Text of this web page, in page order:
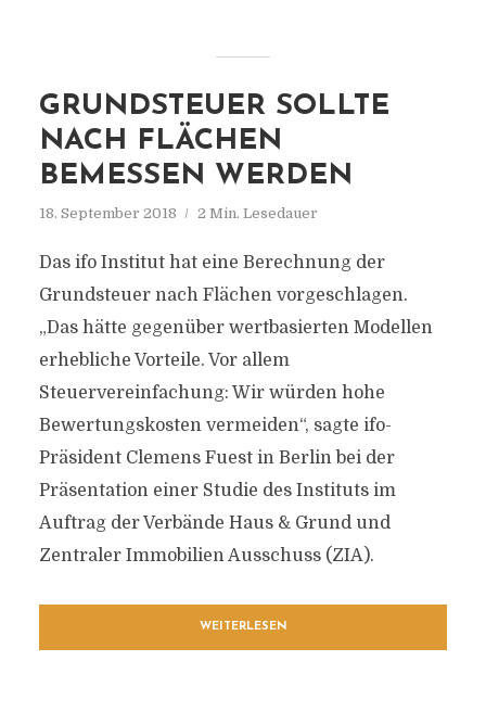
GRUNDSTEUER SOLLTE
NACH FLÄCHEN
BEMESSEN WERDEN
18. September 2018 2 Min. Lesedauer
Das ifo Institut hat eine Berechnung der
Grundsteuer nach Flächen vorgeschlagen.
„Das hätte gegenüber wertbasierten Modellen
erhebliche Vorteile. Vor allem
Steuervereinfachung: Wir würden hohe
Bewertungskosten vermeiden“, sagte ifo-
Präsident Clemens Fuest in Berlin bei der
Präsentation einer Studie des Instituts im
Auftrag der Verbände Haus & Grund und
Zentraler Immobilien Ausschuss (ZIA).
WEITERLESEN